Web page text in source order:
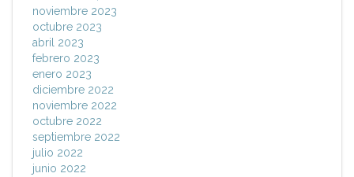
noviembre 2023
octubre 2023
abril 2023
febrero 2023
enero 2023
diciembre 2022
noviembre 2022
octubre 2022
septiembre 2022
julio 2022
junio 2022